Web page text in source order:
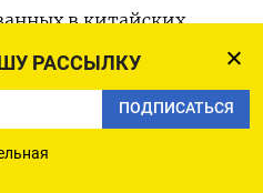
РАССЫЛКУ
ПОДПИСАТЬСЯ
в китайских
нет инфраструктурных
в отличие от
возможность
купоне», -